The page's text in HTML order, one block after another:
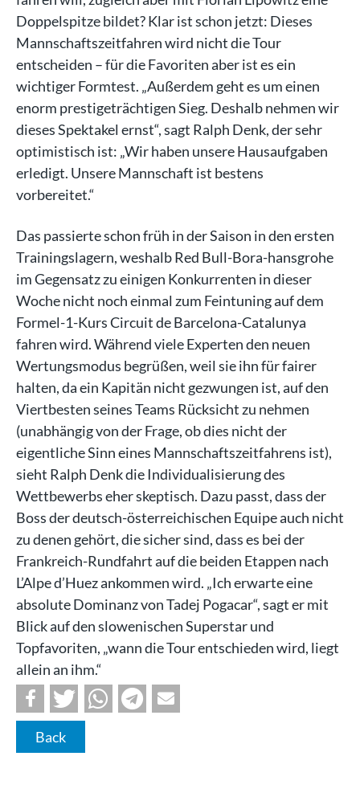
Doppelspitze bildet? Klar ist schon jetzt: Dieses
Mannschaftszeitfahren wird nicht die Tour
entscheiden – für die Favoriten aber ist es ein
wichtiger Formtest. „Außerdem geht es um einen
enorm prestigeträchtigen Sieg. Deshalb nehmen wir
dieses Spektakel ernst“, sagt Ralph Denk, der sehr
optimistisch ist: „Wir haben unsere Hausaufgaben
erledigt. Unsere Mannschaft ist bestens
vorbereitet.“
Das passierte schon früh in der Saison in den ersten
Trainingslagern, weshalb Red Bull-Bora-hansgrohe
im Gegensatz zu einigen Konkurrenten in dieser
Woche nicht noch einmal zum Feintuning auf dem
Formel-1-Kurs Circuit de Barcelona-Catalunya
fahren wird. Während viele Experten den neuen
Wertungsmodus begrüßen, weil sie ihn für fairer
halten, da ein Kapitän nicht gezwungen ist, auf den
Viertbesten seines Teams Rücksicht zu nehmen
(unabhängig von der Frage, ob dies nicht der
eigentliche Sinn eines Mannschaftszeitfahrens ist),
sieht Ralph Denk die Individualisierung des
Wettbewerbs eher skeptisch. Dazu passt, dass der
Boss der deutsch-österreichischen Equipe auch nicht
zu denen gehört, die sicher sind, dass es bei der
Frankreich-Rundfahrt auf die beiden Etappen nach
L’Alpe d’Huez ankommen wird. „Ich erwarte eine
absolute Dominanz von Tadej Pogacar“, sagt er mit
Blick auf den slowenischen Superstar und
Topfavoriten, „wann die Tour entschieden wird, liegt
allein an ihm.“
Back